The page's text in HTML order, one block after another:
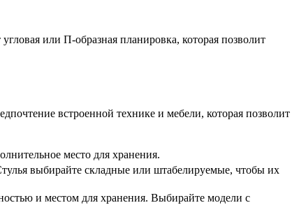
или П-образная планировка, которая позволит
встроенной технике и мебели, которая позволит
место для хранения.
выбирайте складные или штабелируемые, чтобы их
и местом для хранения. Выбирайте модели с